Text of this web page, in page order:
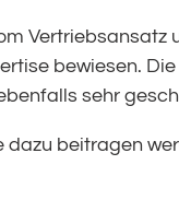
Vertriebsansatz
bewiesen. Die
sehr
beitragen